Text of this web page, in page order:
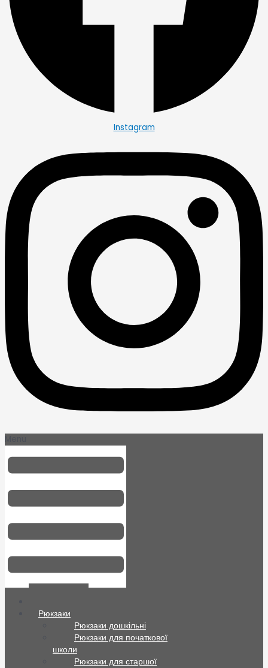
Instagram
Рюкзаки
Рюкзаки дошкільні
Рюкзаки для початкової
школи
Рюкзаки для старшої